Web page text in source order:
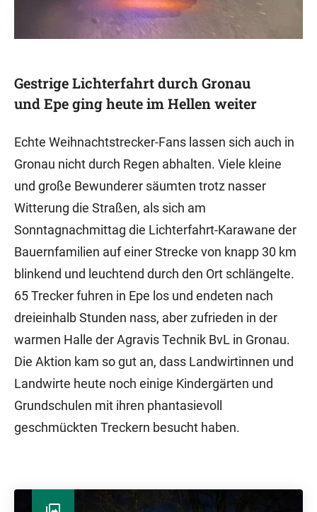
Gestrige Lichterfahrt durch Gronau
und Epe ging heute im Hellen weiter
Echte Weihnachtstrecker-Fans lassen sich auch in
Gronau nicht durch Regen abhalten. Viele kleine
und große Bewunderer säumten trotz nasser
Witterung die Straßen, als sich am
Sonntagnachmittag die Lichterfahrt-Karawane der
Bauernfamilien auf einer Strecke von knapp 30 km
blinkend und leuchtend durch den Ort schlängelte.
65 Trecker fuhren in Epe los und endeten nach
dreieinhalb Stunden nass, aber zufrieden in der
warmen Halle der Agravis Technik BvL in Gronau.
Die Aktion kam so gut an, dass Landwirtinnen und
Landwirte heute noch einige Kindergärten und
Grundschulen mit ihren phantasievoll
geschmückten Treckern besucht haben.